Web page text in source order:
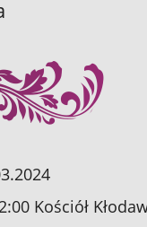
Kościół